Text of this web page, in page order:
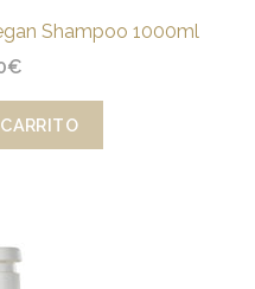
Shampoo 1000ml
€